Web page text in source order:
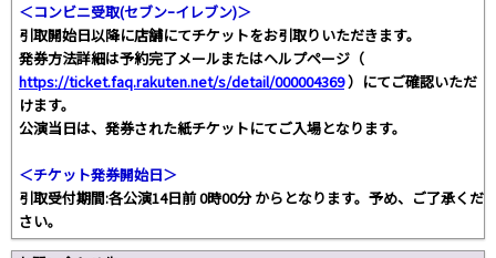
＜コンビニ受取(セブンｰイレブン)＞
引取開始日以降に店舗にてチケットをお引取りいただきます。
発券方法詳細は予約完了メールまたはヘルプページ（
https://ticket.faq.rakuten.net/s/detail/000004369）にてご確認いただ
けます。
公演当日は、発券された紙チケットにてご入場となります。
＜チケット発券開始日＞
引取受付期間:各公演14日前 0時00分 からとなります。予め、ご了承くだ
さい。